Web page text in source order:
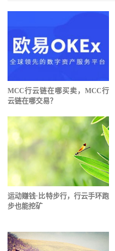
MCC行云链在哪买卖，MCC行
云链在哪交易？
运动赚钱·比特步行，行云手环跑
步也能挖矿